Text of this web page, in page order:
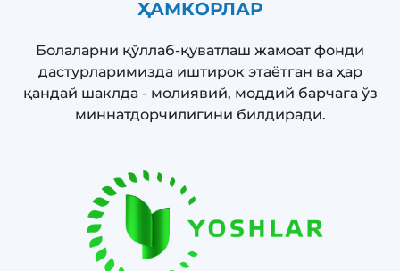
ҲАМКОРЛАР
Болаларни қўллаб-қуватлаш жамоат фонди
дастурларимизда иштирок этаётган ва ҳар
қандай шаклда - молиявий, моддий барчага ўз
миннатдорчилигини билдиради.